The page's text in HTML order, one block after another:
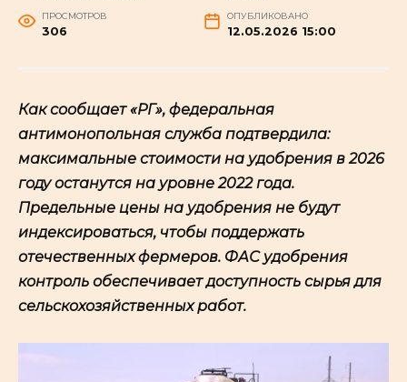
ПРОСМОТРОВ
306
ОПУБЛИКОВАНО
12.05.2026 15:00
Как сообщает «РГ», федеральная
антимонопольная служба подтвердила:
максимальные стоимости на удобрения в 2026
году останутся на уровне 2022 года.
Предельные цены на удобрения не будут
индексироваться, чтобы поддержать
отечественных фермеров. ФАС удобрения
контроль обеспечивает доступность сырья для
сельскохозяйственных работ.